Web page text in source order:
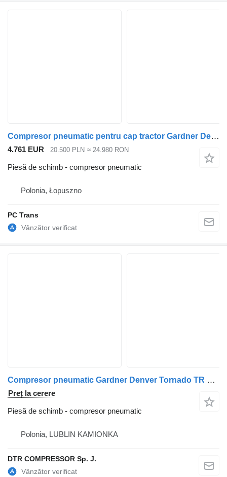
Compresor pneumatic pentru cap tractor Gardner Denver XK18
4.761 EUR 20.500 PLN ≈ 24.980 RON
Piesă de schimb - compresor pneumatic
Polonia, Łopuszno
PC Trans
Compresor pneumatic Gardner Denver Tornado TR 20 pentru cap tractor
Preț la cerere
Piesă de schimb - compresor pneumatic
Polonia, LUBLIN KAMIONKA
DTR COMPRESSOR Sp. J.